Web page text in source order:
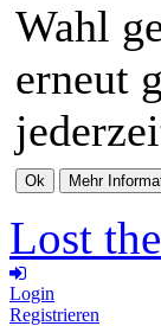
Wahl
erneut
Lost
Login
Registrieren